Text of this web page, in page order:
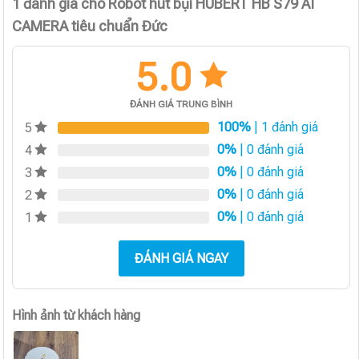
1 đánh giá cho Robot hút bụi HUBERT HB S79 AI
CAMERA tiêu chuẩn Đức
5.0
ĐÁNH GIÁ TRUNG BÌNH
5 100% | 1 đánh giá
4
0% | 0 đánh giá
3
0% | 0 đánh giá
2
0% | 0 đánh giá
1
0% | 0 đánh giá
ĐÁNH GIÁ NGAY
Hình ảnh từ khách hàng